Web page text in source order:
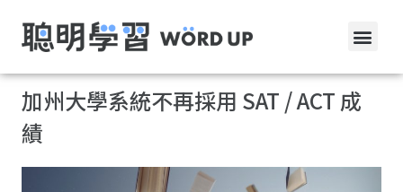
加州大學系統不再採用 SAT / ACT 成
績